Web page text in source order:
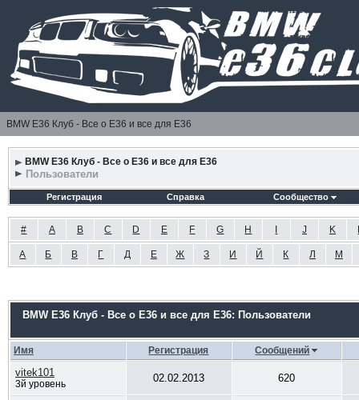
BMW E36 Клуб - Все о Е36 и все для Е36
BMW E36 Клуб - Все о Е36 и все для Е36
Пользователи
Регистрация Справка Сообщество
# A B C D E F G H J K
А Б В Г Д Е Ж З И Й К Л М
BMW E36 Клуб - Все о Е36 и все для Е36: Пользователи
Имя Регистрация Сообщений
vitek101
3й уровень 02.02.2013 620